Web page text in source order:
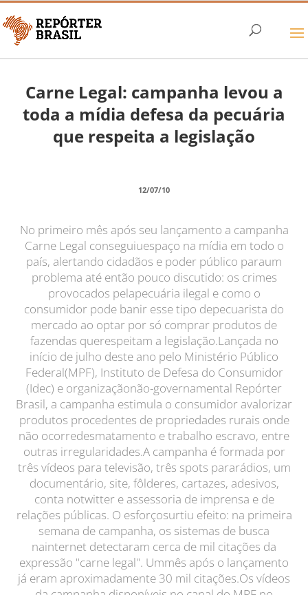
Carne Legal: campanha levou a
toda a mídia defesa da pecuária
que respeita a legislação
12/07/10
No primeiro mês após seu lançamento a campanha
Carne Legal conseguiuespaço na mídia em todo o
país, alertando cidadãos e poder público paraum
problema até então pouco discutido: os crimes
provocados pelapecuária ilegal e como o
consumidor pode banir esse tipo depecuarista do
mercado ao optar por só comprar produtos de
fazendas querespeitam a legislação.Lançada no
início de julho deste ano pelo Ministério Público
Federal(MPF), Instituto de Defesa do Consumidor
(Idec) e organizaçãonão-governamental Repórter
Brasil, a campanha estimula o consumidor avalorizar
produtos procedentes de propriedades rurais onde
não ocorredesmatamento e trabalho escravo, entre
outras irregularidades.A campanha é formada por
três vídeos para televisão, três spots pararádios, um
documentário, site, fôlderes, cartazes, adesivos,
conta notwitter e assessoria de imprensa e de
relações públicas. O esforçosurtiu efeito: na primeira
semana de campanha, os sistemas de busca
nainternet detectaram cerca de mil citações da
expressão "carne legal". Ummês após o lançamento
já eram aproximadamente 30 mil citações.Os vídeos